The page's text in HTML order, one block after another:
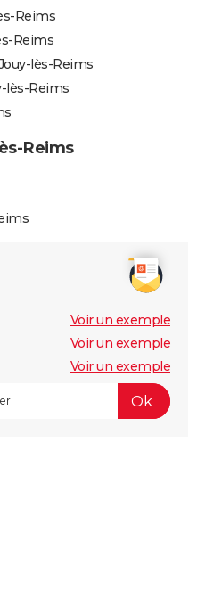
Reims
Reims
lès-Reims
lès-Reims
Reims
Voir un exemple
Voir un exemple
Voir un exemple